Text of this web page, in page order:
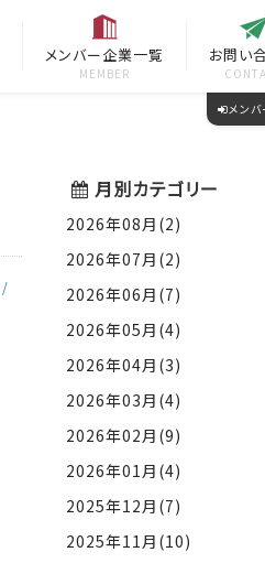
メンバー企業一覧
MEMBER
お問い
メンバ
月別カテゴリー
2026年08月(2)
2026年07月(2)
2026年06月(7)
2026年05月(4)
2026年04月(3)
2026年03月(4)
2026年02月(9)
2026年01月(4)
2025年12月(7)
2025年11月(10)